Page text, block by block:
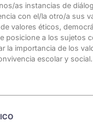
as instancias de
con el/la otro/a sus
valores éticos,
posicione a los sujetos
la importancia de los
escolar y social.